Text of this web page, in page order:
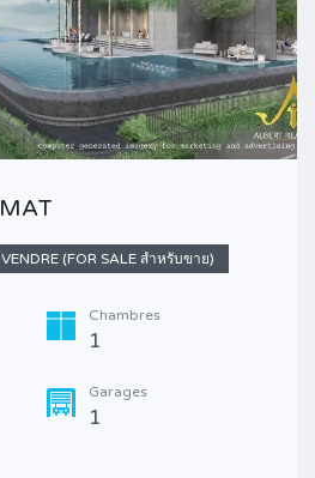
(FOR SALE สำหรับขาย)
Chambres
1
Garages
1